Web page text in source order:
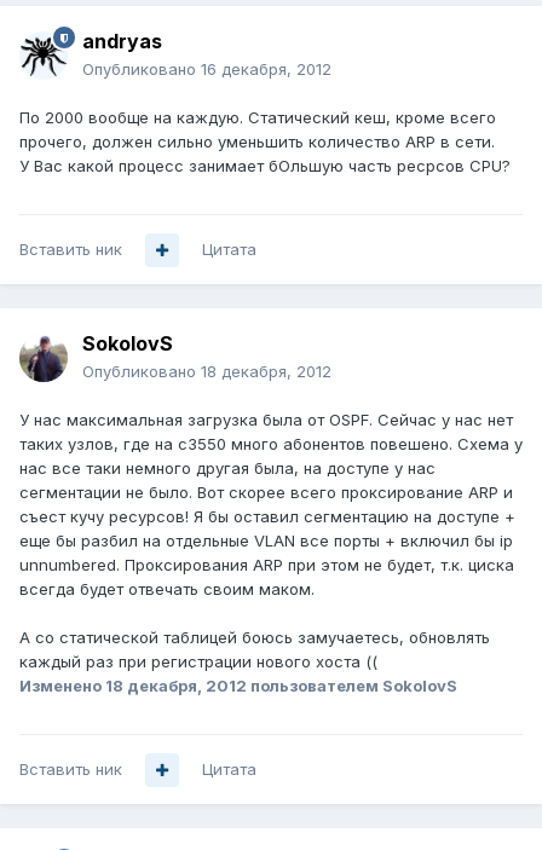
andryas
Опубликовано 16 декабря, 2012
По 2000 вообще на каждую. Статический кеш, кроме всего
прочего, должен сильно уменьшить количество ARP в сети.
У Вас какой процесс занимает бОльшую часть ресрсов CPU?
Вставить ник Цитата
SokolovS
Опубликовано 18 декабря, 2012
У нас максимальная загрузка была от OSPF. Сейчас у нас нет
таких узлов, где на c3550 много абонентов повешено. Схема у
нас все таки немного другая была, на доступе у нас
сегментации не было. Вот скорее всего проксирование ARP и
съест кучу ресурсов! Я бы оставил сегментацию на доступе +
еще бы разбил на отдельные VLAN все порты + включил бы ip
unnumbered. Проксирования ARP при этом не будет, т.к. циска
всегда будет отвечать своим маком.
А со статической таблицей боюсь замучаетесь, обновлять
каждый раз при регистрации нового хоста ((
Изменено 18 декабря, 2012 пользователем SokolovS
Вставить ник Цитата